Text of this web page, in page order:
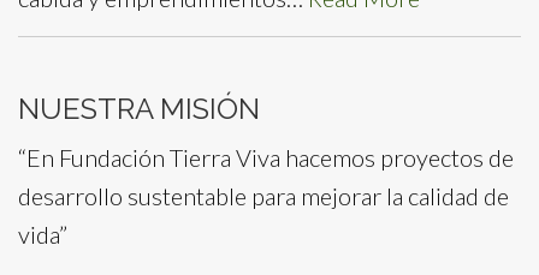
NUESTRA MISIÓN
“En Fundación Tierra Viva hacemos proyectos de
desarrollo sustentable para mejorar la calidad de
vida”